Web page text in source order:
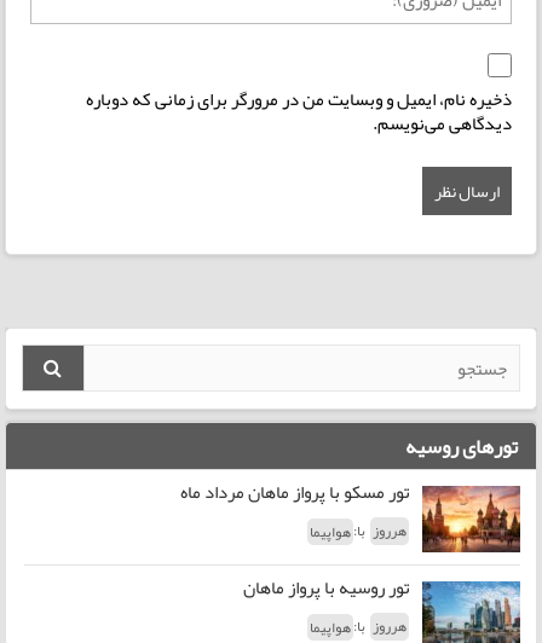
ذخیره نام، ایمیل و وبسایت من در مرورگر برای زمانی که دوباره
دیدگاهی می‌نویسم.
تورهای روسیه
تور مسکو با پرواز ماهان مرداد ماه
هرروز با:هواپیما
تور روسیه با پرواز ماهان
هرروز با:هواپیما